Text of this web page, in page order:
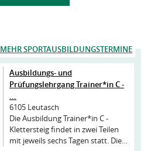
MEHR SPORTAUSBILDUNGSTERMINE
Ausbildungs- und
Prüfungslehrgang Trainer*in C -
...
6105 Leutasch
Die Ausbildung Trainer*in C -
Klettersteig findet in zwei Teilen
mit jeweils sechs Tagen statt. Die…